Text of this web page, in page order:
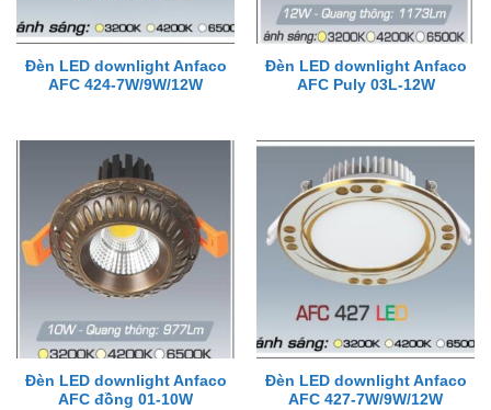
Đèn LED downlight Anfaco
AFC 424-7W/9W/12W
Đèn LED downlight Anfaco
AFC Puly 03L-12W
Đèn LED downlight Anfaco
AFC đồng 01-10W
Đèn LED downlight Anfaco
AFC 427-7W/9W/12W